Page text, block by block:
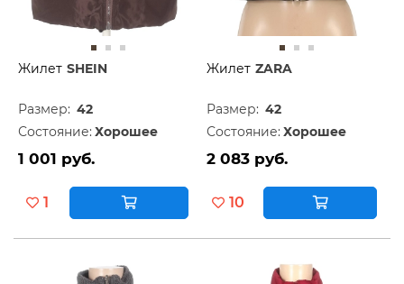
Жилет SHEIN
Размер: 42
Состояние: Хорошее
1 001 руб.
1
Жилет ZARA
Размер: 42
Состояние: Хорошее
2 083 руб.
10